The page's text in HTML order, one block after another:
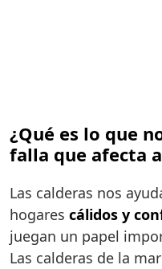
¿Qué es lo que
falla que afecta
Las calderas nos
hogares cálidos y
juegan un papel
Las calderas de la